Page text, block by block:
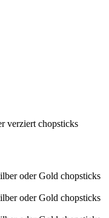
verziert chopsticks